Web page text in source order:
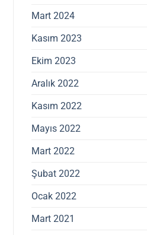
Mart 2024
Kasım 2023
Ekim 2023
Aralık 2022
Kasım 2022
Mayıs 2022
Mart 2022
Şubat 2022
Ocak 2022
Mart 2021